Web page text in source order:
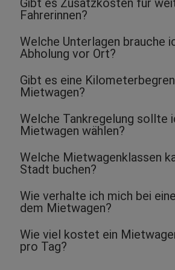
Gibt es Zusatzkosten für
Fahrerinnen?
Welche Unterlagen brauche
Abholung vor Ort?
Gibt es eine
Mietwagen?
Welche Tankregelung sollte
Mietwagen wählen?
Welche Mietwagenklassen
Stadt buchen?
Wie verhalte ich mich bei
dem Mietwagen?
Wie viel kostet ein
pro Tag?